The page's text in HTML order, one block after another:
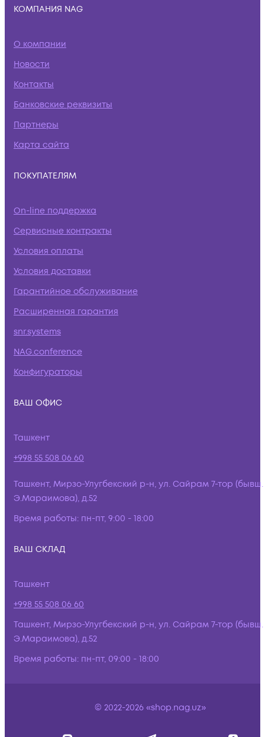
КОМПАНИЯ NAG
О компании
Новости
Контакты
Банковские реквизиты
Партнеры
Карта сайта
ПОКУПАТЕЛЯМ
On-line поддержка
Сервисные контракты
Условия оплаты
Условия доставки
Гарантийное обслуживание
Расширенная гарантия
snr.systems
NAG.conference
Конфигураторы
ВАШ ОФИС
Ташкент
+998 55 508 06 60
Ташкент, Мирзо-Улугбекский р-н, ул. Сайрам 7-тор (бывш.
Э.Мараимова), д.52
Время работы: пн-пт, 9:00 - 18:00
ВАШ СКЛАД
Ташкент
+998 55 508 06 60
Ташкент, Мирзо-Улугбекский р-н, ул. Сайрам 7-тор (бывш.
Э.Мараимова), д.52
Время работы: пн-пт, 09:00 - 18:00
© 2022-2026 «shop.nag.uz»